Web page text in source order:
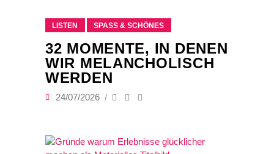
LISTEN SPASS & SCHÖNES
32 MOMENTE, IN DENEN
WIR MELANCHOLISCH
WERDEN
24/07/2026